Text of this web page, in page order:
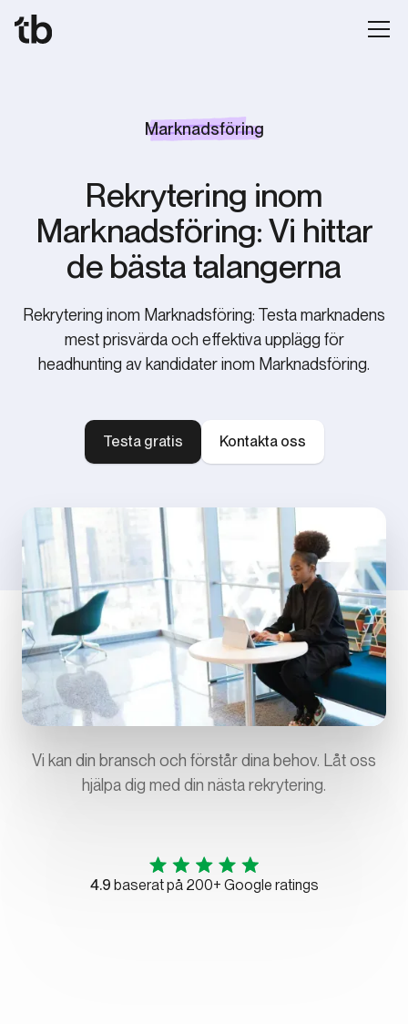
Marknadsföring
Rekrytering inom
Marknadsföring: Vi hittar
de bästa talangerna
Rekrytering inom Marknadsföring: Testa marknadens
mest prisvärda och effektiva upplägg för
headhunting av kandidater inom Marknadsföring.
Testa gratis Kontakta oss
Vi kan din bransch och förstår dina behov. Låt oss
hjälpa dig med din nästa rekrytering.
4.9 baserat på 200+ Google ratings